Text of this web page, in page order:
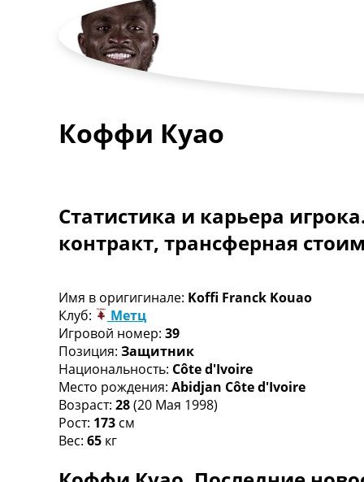
Новости футбола Украины
Последние комментарии
Конкурс прогнозов
Логин
Рейтинги
Турниры
Чемпионат Мира
Англия. Премьер Лига
Испания. Ла Лига
Другие Турниры >>>
Таблицы групп Чемпионата Мира
Украина. Премьер-Лига
Украина. Первая Лига
Лига Чемпионов. Таблицы групп
Англия. Премьер-Лига
Испания. Ла Лига
Все таблицы >>>
Рейтинги
Рейтинг ФИФА
Коффи Куао
Статистика и карьера
контракт, трансферная
Имя в оригигинале: Koffi Franck Kouao
Клуб:
Метц
Игровой номер: 39
Позиция: Защитник
Национальность: Côte d'Ivoire
Место рождения: Abidjan Côte d'Ivoire
Возраст: 28(20 Мая 1998)
Рост: 173 см
Вес: 65 кг